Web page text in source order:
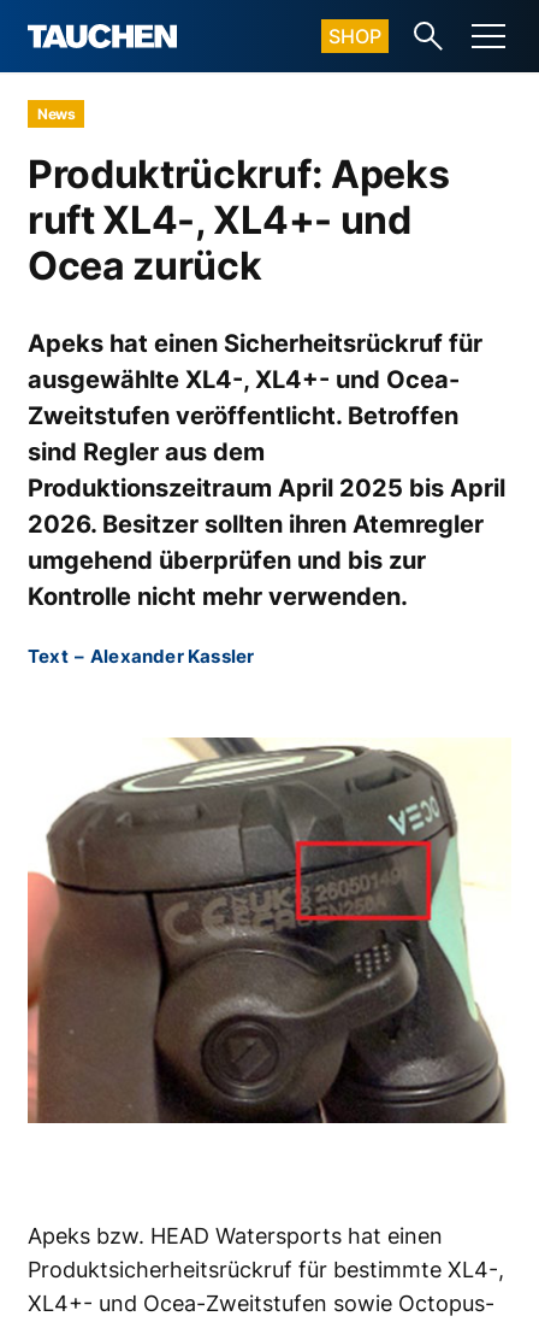
SHOP
News
Produktrückruf: Apeks
ruft XL4-, XL4+- und
Ocea zurück
Apeks hat einen Sicherheitsrückruf für
ausgewählte XL4-, XL4+- und Ocea-
Zweitstufen veröffentlicht. Betroffen
sind Regler aus dem
Produktionszeitraum April 2025 bis April
2026. Besitzer sollten ihren Atemregler
umgehend überprüfen und bis zur
Kontrolle nicht mehr verwenden.
Text – Alexander Kassler
Apeks bzw. HEAD Watersports hat einen
Produktsicherheitsrückruf für bestimmte XL4-,
XL4+- und Ocea-Zweitstufen sowie Octopus-